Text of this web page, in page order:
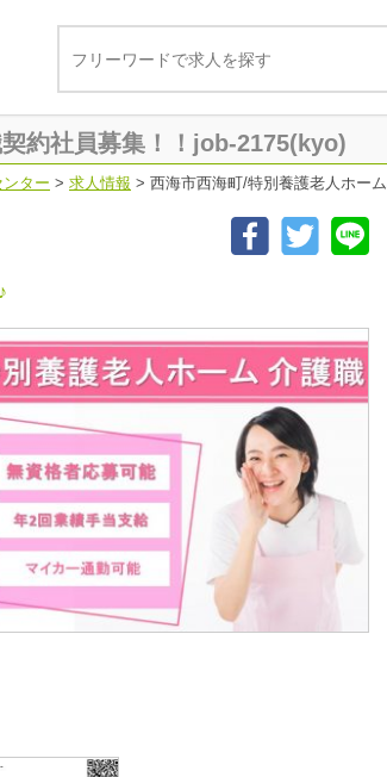
約社員募集！！job-2175(kyo)
ター > 求人情報 > 西海市西海町/特別養護老人ホー